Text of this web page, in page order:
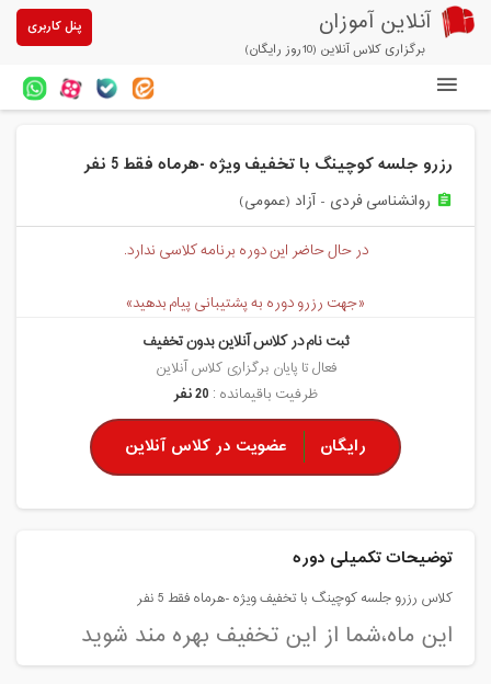
آنلاین آموزان
برگزاری کلاس آنلاین (10روز رایگان)
پنل کاربری
آزمون های آنلاین
خرید سرویس کلاس آنلاین
پیشنهادهای ویژه
تخفیفهای مشارکتی
درباره ما
رزرو جلسه کوچینگ با تخفیف ویژه -هرماه فقط 5 نفر
assignment روانشناسی فردی - آزاد (عمومی)
در حال حاضر این دوره برنامه کلاسی ندارد.
«جهت رزرو دوره به پشتیبانی پیام بدهید»
ثبت نام در کلاس آنلاین بدون تخفیف
فعال تا پایان برگزاری کلاس آنلاین
ظرفیت باقیمانده : 20 نفر
رایگان عضویت در کلاس آنلاین
توضیحات تکمیلی دوره
کلاس رزرو جلسه کوچینگ با تخفیف ویژه -هرماه فقط 5 نفر
این ماه،شما از این تخفیف بهره مند شوید